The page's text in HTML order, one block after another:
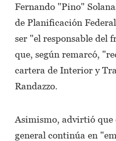
Fernando "Pino"
de Planificación
ser "el responsable del
que, según remarcó,
cartera de Interior y
Randazzo.
Asimismo, advirtió que
general continúa en